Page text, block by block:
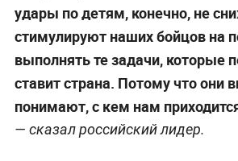
удары по детям, конечно, не
стимулируют наших бойцов на
выполнять те задачи, которые
ставит страна. Потому что они
понимают, с кем нам
— сказал российский лидер.